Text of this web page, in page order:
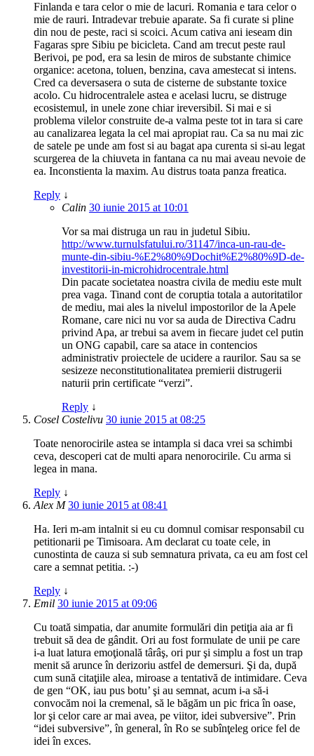
Finlanda e tara celor o mie de lacuri. Romania e tara celor o
mie de rauri. Intradevar trebuie aparate. Sa fi curate si pline
din nou de peste, raci si scoici. Acum cativa ani ieseam din
Fagaras spre Sibiu pe bicicleta. Cand am trecut peste raul
Berivoi, pe pod, era sa lesin de miros de substante chimice
organice: acetona, toluen, benzina, cava amestecat si intens.
Cred ca deversasera o suta de cisterne de substante toxice
acolo. Cu hidrocentralele astea e acelasi lucru, se distruge
ecosistemul, in unele zone chiar ireversibil. Si mai e si
problema vilelor construite de-a valma peste tot in tara si care
au canalizarea legata la cel mai apropiat rau. Ca sa nu mai zic
de satele pe unde am fost si au bagat apa curenta si si-au legat
scurgerea de la chiuveta in fantana ca nu mai aveau nevoie de
ea. Inconstienta la maxim. Au distrus toata panza freatica.
Reply ↓
Calin 30 iunie 2015 at 10:01
Vor sa mai distruga un rau in judetul Sibiu.
http://www.turnulsfatului.ro/31147/inca-un-rau-de-
munte-din-sibiu-%E2%80%9Dochit%E2%80%9D-de-
investitorii-in-microhidrocentrale.html
Din pacate societatea noastra civila de mediu este mult
prea vaga. Tinand cont de coruptia totala a autoritatilor
de mediu, mai ales la nivelul impostorilor de la Apele
Romane, care nici nu vor sa auda de Directiva Cadru
privind Apa, ar trebui sa avem in fiecare judet cel putin
un ONG capabil, care sa atace in contencios
administrativ proiectele de ucidere a raurilor. Sau sa se
sesizeze neconstitutionalitatea premierii distrugerii
naturii prin certificate “verzi”.
Reply ↓
Cosel Costelivu 30 iunie 2015 at 08:25
Toate nenorocirile astea se intampla si daca vrei sa schimbi
ceva, descoperi cat de multi apara nenorocirile. Cu arma si
legea in mana.
Reply ↓
Alex M30 iunie 2015 at 08:41
Ha. Ieri m-am intalnit si eu cu domnul comisar responsabil cu
petitionarii pe Timisoara. Am declarat cu toate cele, in
cunostinta de cauza si sub semnatura privata, ca eu am fost cel
care a semnat petitia. :-)
Reply ↓
Emil 30 iunie 2015 at 09:06
Cu toată simpatia, dar anumite formulări din petiţia aia ar fi
trebuit să dea de gândit. Ori au fost formulate de unii pe care
i-a luat latura emoţională târâş, ori pur şi simplu a fost un trap
menit să arunce în derizoriu astfel de demersuri. Şi da, după
cum sună citaţiile alea, miroase a tentativă de intimidare. Ceva
de gen “OK, iau pus botu’ şi au semnat, acum i-a să-i
convocăm noi la cremenal, să le băgăm un pic frica în oase,
lor şi celor care ar mai avea, pe viitor, idei subversive”. Prin
“idei subversive”, în general, în Ro se subînţeleg orice fel de
idei în exces.